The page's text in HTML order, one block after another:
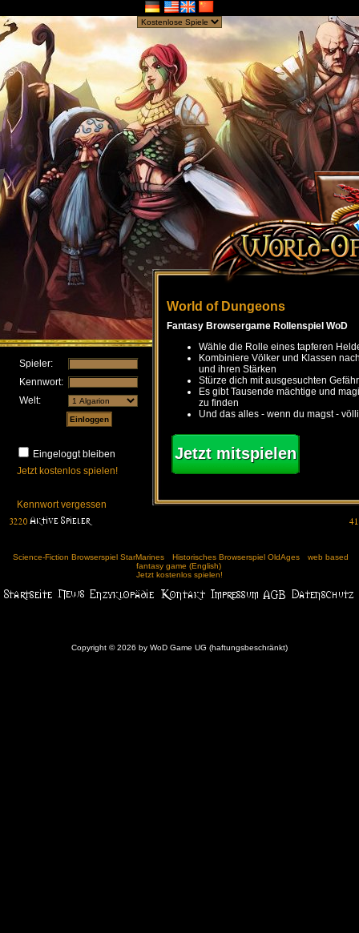
Spieler:
Kennwort:
Welt:
Eingeloggt bleiben
Jetzt kostenlos spielen!
Kennwort vergessen
World of Dungeons
Fantasy Browsergame Rollenspiel WoD
Wähle die Rolle eines tapferen
Kombiniere Völker und Klassen
und ihren Stärken
Stürze dich mit ausgesuchten
Es gibt Tausende mächtige und
zu finden
Und das alles - wenn du magst -
Jetzt mitspielen
Science-Fiction Browserspiel StarMarines Historisches Browserspiel OldAges
web based
fantasy game (English)
Jetzt kostenlos spielen!
Copyright © 2026 by WoD Game UG (haftungsbeschränkt)